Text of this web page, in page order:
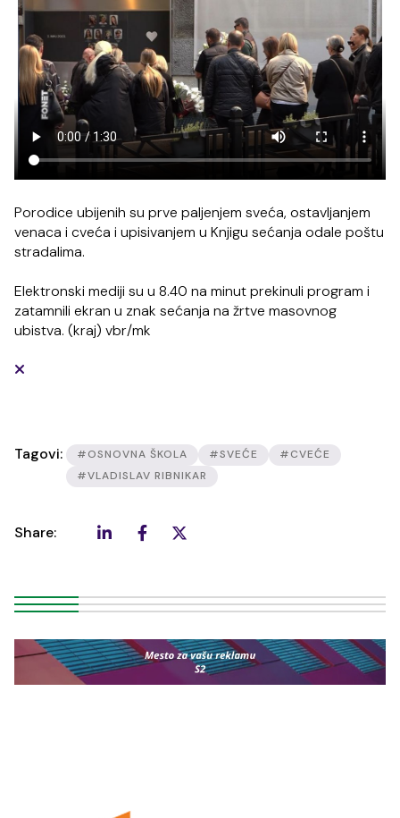
Porodice ubijenih su prve paljenjem sveća, ostavljanjem
venaca i cveća i upisivanjem u Knjigu sećanja odale poštu
stradalima.
Elektronski mediji su u 8.40 na minut prekinuli program i
zatamnili ekran u znak sećanja na žrtve masovnog
ubistva. (kraj) vbr/mk
Tagovi: #OSNOVNA ŠKOLA #SVEĆE
#CVEĆE
#VLADISLAV RIBNIKAR
Share: